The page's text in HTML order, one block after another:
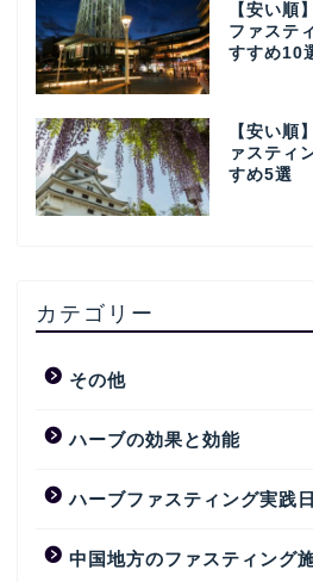
【安い順
ファステ
すすめ10
【安い順
ァスティ
すめ5選
カテゴリー
その他
ハーブの効果と効能
ハーブファスティング実践
中国地方のファスティング